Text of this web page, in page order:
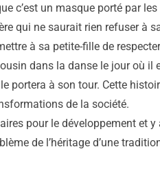
c’est un masque porté par
qui ne saurait rien refuser à
à sa petite-fille de
dans la danse le jour où il
portera à son tour. Cette
de la société.
pour le développement et
de l’héritage d’une